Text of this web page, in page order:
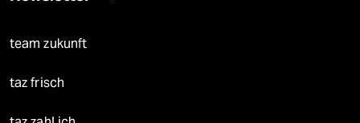
team zukunft
taz frisch